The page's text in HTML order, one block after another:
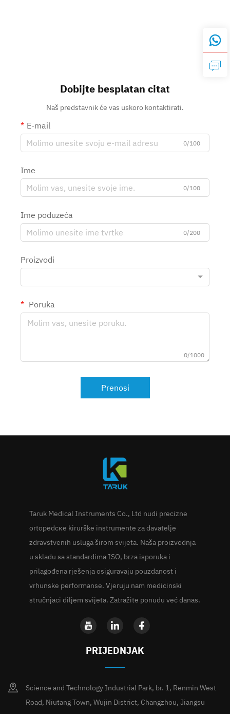
Dobijte besplatan citat
Naš predstavnik će vas uskoro kontaktirati.
E-mail
0/100
Ime
0/100
Ime poduzeća
0/200
Proizvodi
Poruka
0/1000
Prenosi
Taruk Medical Instruments Co., Ltd nudi precizne
ortopedске kirurške instrumente za davatelje
zdravstvenih usluga širom svijeta. Naša proizvodnja
u skladu sa standardima ISO, brza isporuka i
prilagođena rješenja osiguravaju pouzdanost i
vrhunske performanse. Vjeruju nam medicinski
stručnjaci diljem svijeta. Zatražite ponudu već danas.
PRIJEDNJAK
Science and Technology Industrial Park, br. 1, Renmin West
Road, Niutang Town, Wujin District, Changzhou, Jiangsu